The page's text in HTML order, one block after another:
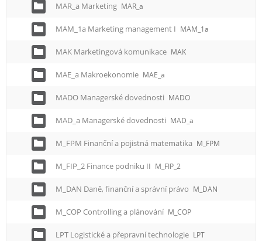
MAR_a Marketing MAR_a
MAM_1a Marketing management I MAM_1a
MAK Marketingová komunikace MAK
MAE_a Makroekonomie MAE_a
MADO Managerské dovednosti MADO
MAD_a Managerské dovednosti MAD_a
M_FPM Finanční a pojistná matematika M_FPM
M_FIP_2 Finance podniku II M_FIP_2
M_DAN Daně, finanční a správní právo M_DAN
M_COP Controlling a plánování M_COP
LPT Logistické a přepravní technologie LPT